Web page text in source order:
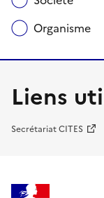
Organisme
Liens
Secrétariat CITES